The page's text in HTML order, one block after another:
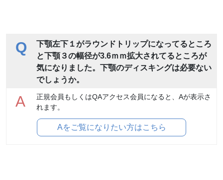
Q
下顎左下１がラウンドトリップになってるところ
と下顎３の幅径が3.6ｍｍ拡大されてるところが
気になりました。下顎のディスキングは必要ない
でしょうか。
A
正規会員もしくはQAアクセス会員になると、Aが表示さ
れます。
Aをご覧になりたい方はこちら